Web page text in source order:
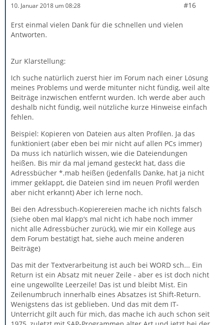
10. Januar 2018 um 08:28 #16
Erst einmal vielen Dank für die schnellen und vielen
Antworten.
Zur Klarstellung:
Ich suche natürlich zuerst hier im Forum nach einer Lösung
meines Problems und werde mitunter nicht fündig, weil alte
Beiträge inzwischen entfernt wurden. Ich werde aber auch
deshalb nicht fündig, weil nützliche kurze Hinweise einfach
fehlen.
Beispiel: Kopieren von Dateien aus alten Profilen. Ja das
funktioniert (aber eben bei mir nicht auf allen PCs immer)
Da muss ich natürlich wissen, wie die Dateiendungen
heißen. Bis mir da mal jemand gesteckt hat, dass die
Adressbücher *.mab heißen (jedenfalls Danke, hat ja nicht
immer geklappt, die Dateien sind im neuen Profil werden
aber nicht erkannt) Aber ich lerne noch.
Bei den Adressbuch-Kopierereien mache ich nichts falsch
(siehe oben mal klapp‘s mal nicht ich habe noch immer
nicht alle Adressbücher zurück), wie mir ein Kollege aus
dem Forum bestätigt hat, siehe auch meine anderen
Beiträge)
Das mit der Textverarbeitung ist auch bei WORD sch... Ein
Return ist ein Absatz mit neuer Zeile - aber es ist doch nicht
eine ungewollte Leerzeile! Das ist und bleibt Mist. Ein
Zeilenumbruch innerhalb eines Absatzes ist Shift-Return.
Wenigstens das ist geblieben. Und das mit dem IT-
Unterricht gilt auch für mich, das mache ich auch schon seit